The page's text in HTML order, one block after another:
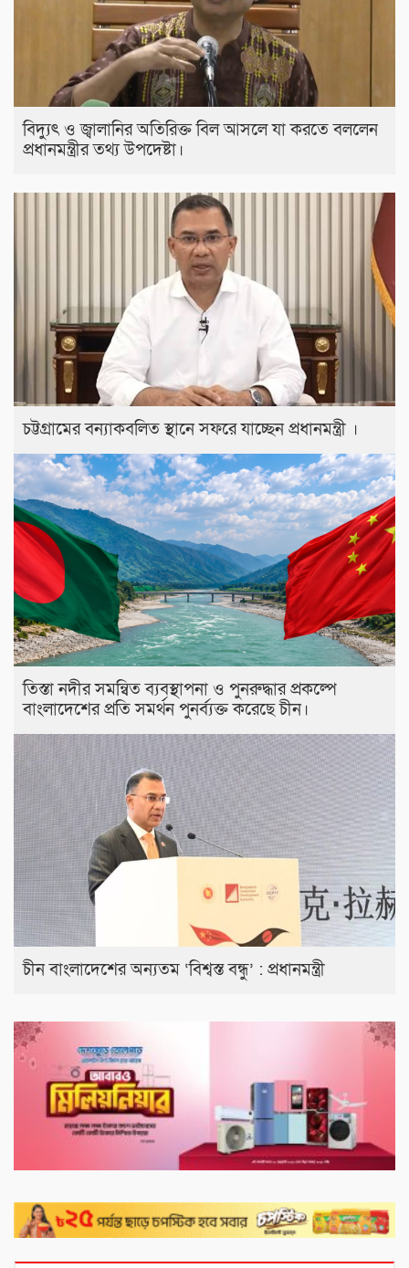
বিদ্যুৎ ও জ্বালানির অতিরিক্ত বিল আসলে যা করতে বললেন
প্রধানমন্ত্রীর তথ্য উপদেষ্টা।
চট্টগ্রামের বন্যাকবলিত স্থানে সফরে যাচ্ছেন প্রধানমন্ত্রী ।
তিস্তা নদীর সমন্বিত ব্যবস্থাপনা ও পুনরুদ্ধার প্রকল্পে
বাংলাদেশের প্রতি সমর্থন পুনর্ব্যক্ত করেছে চীন।
চীন বাংলাদেশের অন্যতম ‘বিশ্বস্ত বন্ধু’ : প্রধানমন্ত্রী